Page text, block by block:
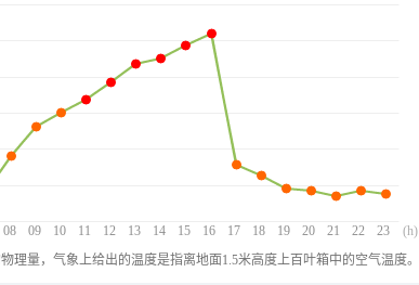
08 09 10 11 12 13 14 15 16 17 18 19 20 21 22 23 (h)
理量，气象上给出的温度是指离地面1.5米高度上百叶箱中的空气温度。